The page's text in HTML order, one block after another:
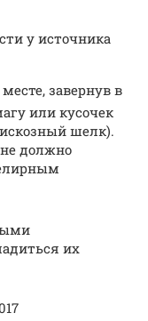
у источника
завернув в
или кусочек
шелк).
должно
их